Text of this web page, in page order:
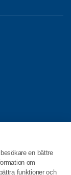
en bättre
om
funktioner och